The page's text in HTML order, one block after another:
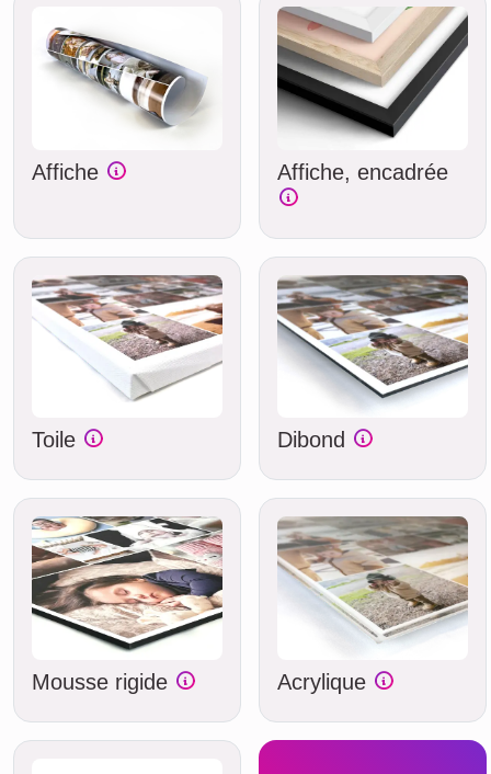
Affiche Affiche, encadrée
Toile Dibond
Mousse rigide Acrylique